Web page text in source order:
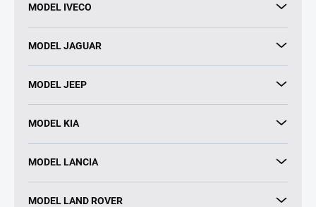
MODEL IVECO
MODEL JAGUAR
MODEL JEEP
MODEL KIA
MODEL LANCIA
MODEL LAND ROVER